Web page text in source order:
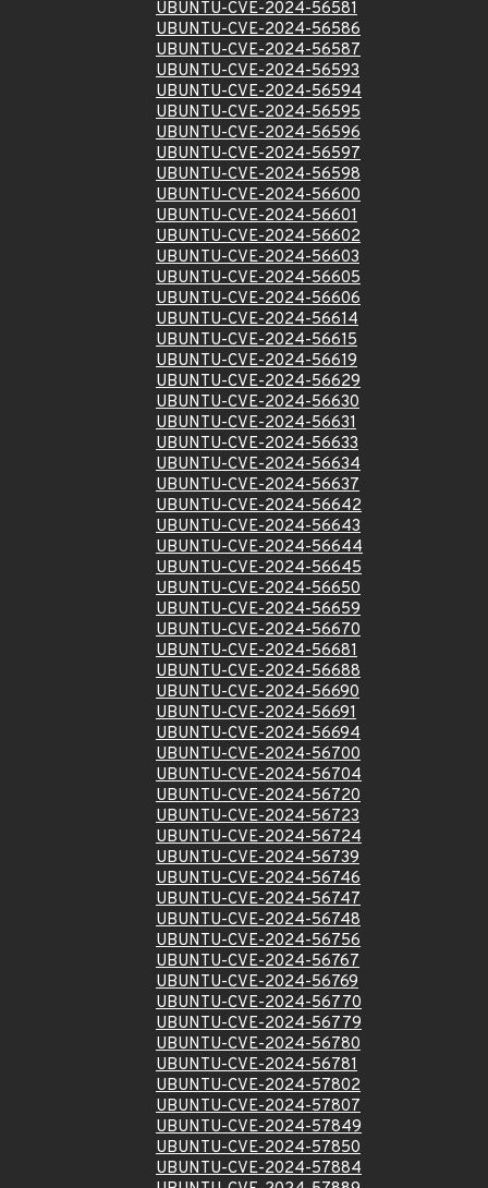
UBUNTU-CVE-2024-56581
UBUNTU-CVE-2024-56586
UBUNTU-CVE-2024-56587
UBUNTU-CVE-2024-56593
UBUNTU-CVE-2024-56594
UBUNTU-CVE-2024-56595
UBUNTU-CVE-2024-56596
UBUNTU-CVE-2024-56597
UBUNTU-CVE-2024-56598
UBUNTU-CVE-2024-56600
UBUNTU-CVE-2024-56601
UBUNTU-CVE-2024-56602
UBUNTU-CVE-2024-56603
UBUNTU-CVE-2024-56605
UBUNTU-CVE-2024-56606
UBUNTU-CVE-2024-56614
UBUNTU-CVE-2024-56615
UBUNTU-CVE-2024-56619
UBUNTU-CVE-2024-56629
UBUNTU-CVE-2024-56630
UBUNTU-CVE-2024-56631
UBUNTU-CVE-2024-56633
UBUNTU-CVE-2024-56634
UBUNTU-CVE-2024-56637
UBUNTU-CVE-2024-56642
UBUNTU-CVE-2024-56643
UBUNTU-CVE-2024-56644
UBUNTU-CVE-2024-56645
UBUNTU-CVE-2024-56650
UBUNTU-CVE-2024-56659
UBUNTU-CVE-2024-56670
UBUNTU-CVE-2024-56681
UBUNTU-CVE-2024-56688
UBUNTU-CVE-2024-56690
UBUNTU-CVE-2024-56691
UBUNTU-CVE-2024-56694
UBUNTU-CVE-2024-56700
UBUNTU-CVE-2024-56704
UBUNTU-CVE-2024-56720
UBUNTU-CVE-2024-56723
UBUNTU-CVE-2024-56724
UBUNTU-CVE-2024-56739
UBUNTU-CVE-2024-56746
UBUNTU-CVE-2024-56747
UBUNTU-CVE-2024-56748
UBUNTU-CVE-2024-56756
UBUNTU-CVE-2024-56767
UBUNTU-CVE-2024-56769
UBUNTU-CVE-2024-56770
UBUNTU-CVE-2024-56779
UBUNTU-CVE-2024-56780
UBUNTU-CVE-2024-56781
UBUNTU-CVE-2024-57802
UBUNTU-CVE-2024-57807
UBUNTU-CVE-2024-57849
UBUNTU-CVE-2024-57850
UBUNTU-CVE-2024-57884